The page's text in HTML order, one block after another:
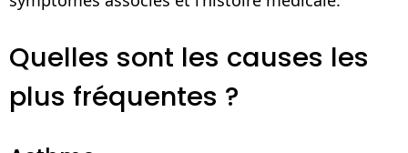
Quelles sont les causes les
plus fréquentes ?